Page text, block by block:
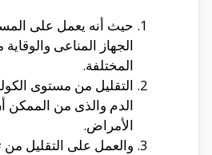
حيث أنه يعمل على
الجهاز المناعى
المختلفة.
التقليل من مستوى
الدم والذى من الممكن
الأمراض.
والعمل على التقليل